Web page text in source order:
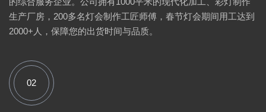
生产厂房，200多名灯会制作工匠师傅，春节灯会期间用工达到
2000+人，保障您的出货时间与品质。
02